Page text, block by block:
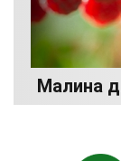
Малина